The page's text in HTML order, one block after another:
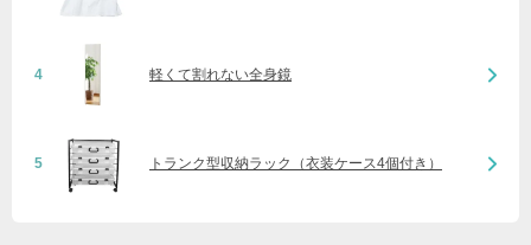
4 軽くて割れない全身鏡
5 トランク型収納ラック（衣装ケース4個付き）